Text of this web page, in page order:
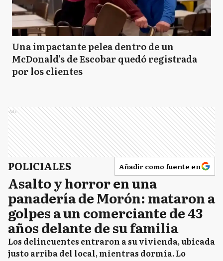
Una impactante pelea dentro de un
McDonald’s de Escobar quedó registrada
por los clientes
Ads
POLICIALES Añadir como fuente en
Asalto y horror en una
panadería de Morón: mataron a
golpes a un comerciante de 43
años delante de su familia
Los delincuentes entraron a su vivienda, ubicada
justo arriba del local, mientras dormía. Lo